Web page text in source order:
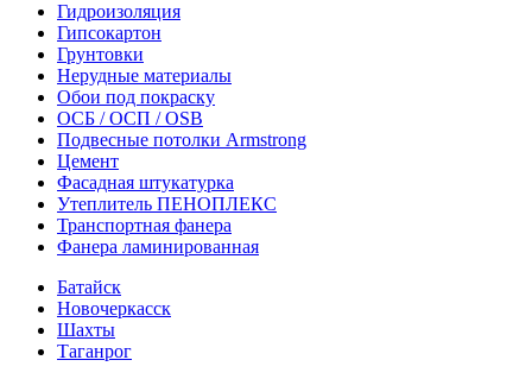
Гидроизоляция
Гипсокартон
Грунтовки
Нерудные материалы
Обои под покраску
ОСБ / ОСП / OSB
Подвесные потолки Armstrong
Цемент
Фасадная штукатурка
Утеплитель ПЕНОПЛЕКС
Транспортная фанера
Фанера ламинированная
Батайск
Новочеркасск
Шахты
Таганрог